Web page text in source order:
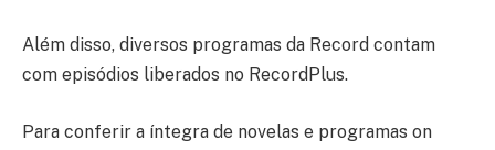
Além disso, diversos programas da Record contam
com episódios liberados no RecordPlus.
Para conferir a íntegra de novelas e programas on